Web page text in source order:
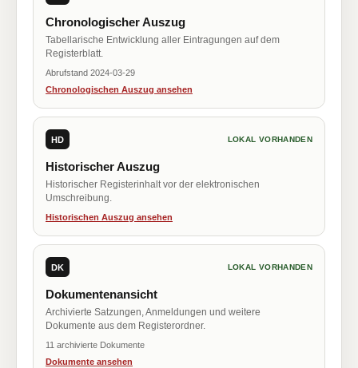
Chronologischer Auszug
Tabellarische Entwicklung aller Eintragungen auf dem
Registerblatt.
Abrufstand 2024-03-29
Chronologischen Auszug ansehen
HD LOKAL VORHANDEN
Historischer Auszug
Historischer Registerinhalt vor der elektronischen
Umschreibung.
Historischen Auszug ansehen
DK LOKAL VORHANDEN
Dokumentenansicht
Archivierte Satzungen, Anmeldungen und weitere
Dokumente aus dem Registerordner.
11 archivierte Dokumente
Dokumente ansehen